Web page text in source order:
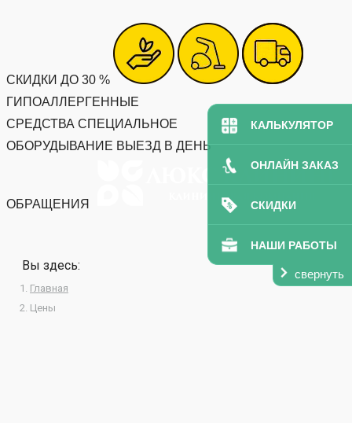
КАЛЬКУЛЯТОР
ОНЛАЙН ЗАКАЗ
СКИДКИ
НАШИ РАБОТЫ
свернуть
СКИДКИ ДО 30 %
ГИПОАЛЛЕРГЕННЫЕ
СРЕДСТВА СПЕЦИАЛЬНОЕ
ОБОРУДЫВАНИЕ ВЫЕЗД В ДЕНЬ
ОБРАЩЕНИЯ
Вы здесь:
Главная
Цены